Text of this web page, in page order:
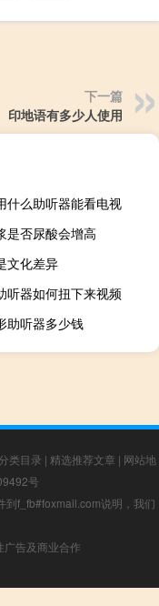
下一篇
印地语有多少人使用
什么助听器能看电视
是否尿酸会增高
文化差异
听器如何扭下来视频
助听器多少钱
类目录 | 精选推荐文章 | 网站地
号
到f_fb#foxmail.com说明，我们
告及商业合作